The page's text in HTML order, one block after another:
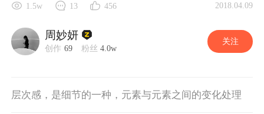
1.5w 13 456 2018.04.09
周妙妍
创作 69 粉丝 4.0w
关注
层次感，是细节的一种，元素与元素之间的变化处理